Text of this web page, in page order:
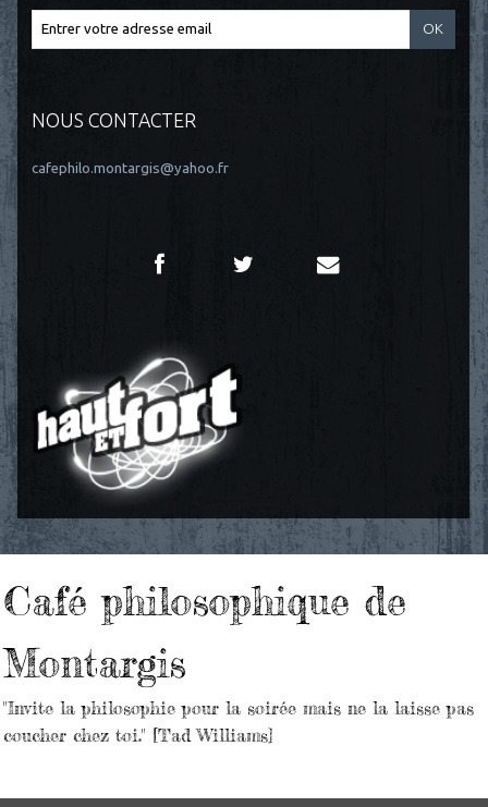
NOUS CONTACTER
cafephilo.montargis@yahoo.fr
Café philosophique de
Montargis
"Invite la philosophie pour la soirée mais ne la laisse pas
coucher chez toi." [Tad Williams]